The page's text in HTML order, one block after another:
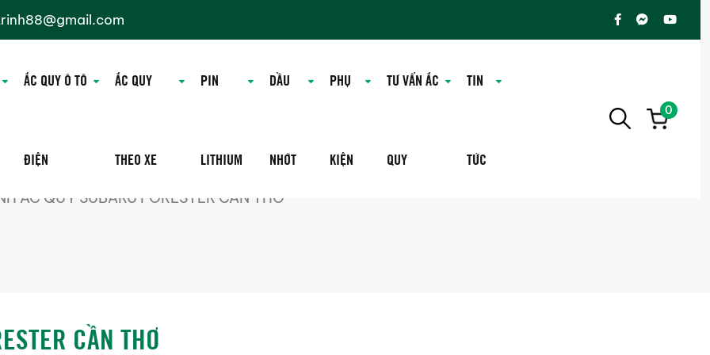
ẮC QUY Ô TÔ
ĐIỆN
ẮC QUY
THEO XE
PIN
LITHIUM
DẦU
NHỚT
PHỤ
KIỆN
TƯ VẤN ẮC
QUY
TIN
TỨC
0
ẮC QUY SUBARU FORESTER CẦN THƠ
CẦN THƠ